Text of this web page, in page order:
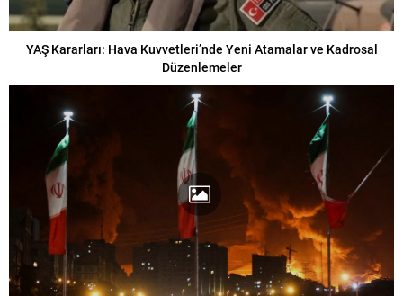
YAŞ Kararları: Hava Kuvvetleri’nde Yeni Atamalar ve Kadrosal
Düzenlemeler